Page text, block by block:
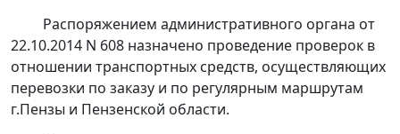
Распоряжением административного органа от
22.10.2014 N 608 назначено проведение проверок в
отношении транспортных средств, осуществляющих
перевозки по заказу и по регулярным маршрутам
г.Пензы и Пензенской области.